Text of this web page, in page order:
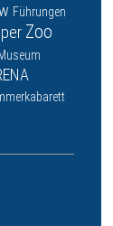
Führungen
Zoo